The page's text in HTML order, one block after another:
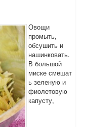
Овощи
промыть,
обсушить и
нашинковать.
В большой
миске смешат
ь зеленую и
фиолетовую
капусту,